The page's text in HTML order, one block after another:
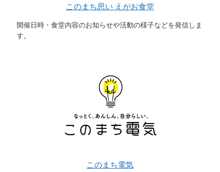
このまち思い えがお食堂
開催日時・食堂内容のお知らせや活動の様子などを発信しま
す。
このまち電気